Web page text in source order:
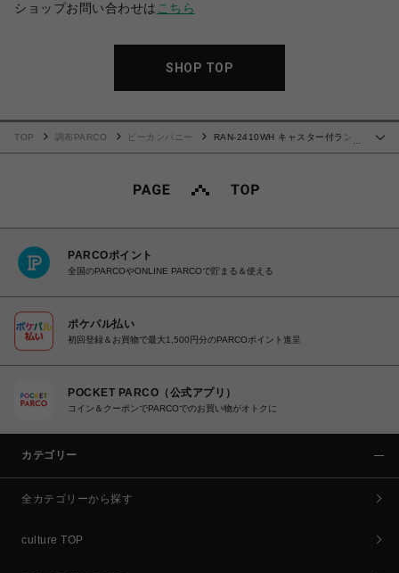
ショップお問い合わせは こちら
SHOP TOP
…
TOP 調布PARCO ビーカンパニー
RAN-2410WH キャスター付ランド
PARCOポイント
全国のPARCOやONLINE PARCOで貯まる＆使える
ポケパル払い
初回登録＆お買物で最大1,500円分のPARCOポイント進呈
POCKET PARCO（公式アプリ）
コイン＆クーポンでPARCOでのお買い物がオトクに
カテゴリー
全カテゴリーから探す
culture TOP